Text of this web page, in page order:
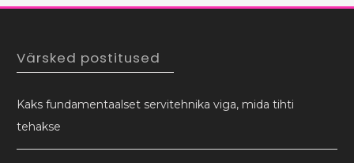
Värsked postitused
Kaks fundamentaalset servitehnika viga, mida tihti
tehakse